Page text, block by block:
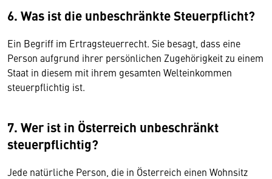
6. Was ist die unbeschränkte Steuerpflicht?
Ein Begriff im Ertragsteuerrecht. Sie besagt, dass eine
Person aufgrund ihrer persönlichen Zugehörigkeit zu einem
Staat in diesem mit ihrem gesamten Welteinkommen
steuerpflichtig ist.
7. Wer ist in Österreich unbeschränkt
steuerpflichtig?
Jede natürliche Person, die in Österreich einen Wohnsitz